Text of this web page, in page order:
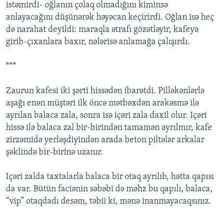
istəmirdi- oğlanın çolaq olmadığını kiminsə
anlayacağını düşünərək həyəcan keçirirdi. Oğlan isə heç
də narahat deyildi: maraqla ətrafı gözətləyir, kafeyə
girib-çıxanlara baxır, nələrisə anlamağa çalışırdı.
***
Zaurun kafesi iki şərti hissədən ibarətdi. Pilləkənlərlə
aşağı enən müştəri ilk öncə mətbəxdən arakəsmə ilə
ayrılan balaca zala, sonra isə içəri zala daxil olur. Içəri
hissə ilə balaca zal bir-birindən tamamən ayrılmır, kafe
zirzəmidə yerləşdiyindən arada beton piltələr arkalar
şəklində bir-birinə uzanır.
Içəri zalda taxtalarla balaca bir otaq ayrılıb, hətta qapısı
da var. Bütün faciənin səbəbi də məhz bu qapılı, balaca,
“vip” otaqdadı desəm, təbii ki, mənə inanmayacaqsınız.